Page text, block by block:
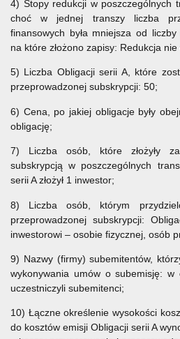
4) Stopy redukcji w poszczególnych
choć w jednej transzy liczba
finansowych była mniejsza od liczby
na które złożono zapisy: Redukcja nie
5) Liczba Obligacji serii A, które
przeprowadzonej subskrypcji: 50;
6) Cena, po jakiej obligacje były
obligację;
7) Liczba osób, które złożyły
subskrypcją w poszczególnych
serii A złożył 1 inwestor;
8) Liczba osób, którym
przeprowadzonej subskrypcji:
inwestorowi – osobie fizycznej, osób
9) Nazwy (firmy) subemitentów,
wykonywania umów o subemisję:
uczestniczyli subemitenci;
10) Łączne określenie wysokości
do kosztów emisji Obligacji serii A